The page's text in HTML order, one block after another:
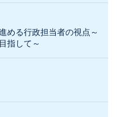
める行政担当者の視点～
指して～